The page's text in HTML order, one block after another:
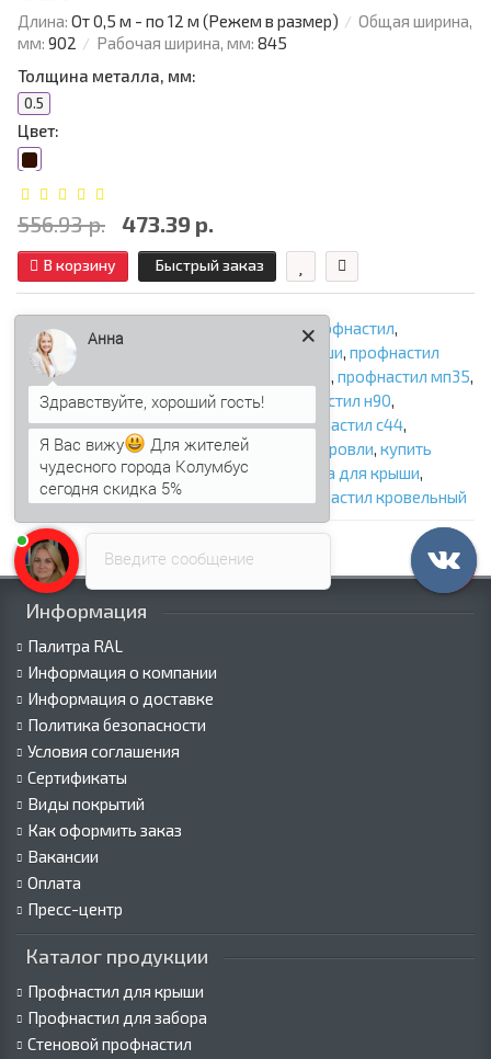
Длина: От 0,5 м - по 12 м (Режем в размер)
Общая ширина,
мм: 902 Рабочая ширина, мм: 845
Толщина металла, мм:
0.5
Цвет:
556.93 р. 473.39 р.
В корзину Быстрый заказ
профнастил для крыши кровельный профнастил,
профнастил на крышу
профлист для крыши, профнастил
st15,профнастил мп20 , профнастил мп35,
профнастил н60, профнастил н75 профнастил н90,
профнастил нс35,профнастил н114,профнастил с44,
металлическая кровля,профнастил для кровли, купить
профнастил для крыши,цена профнастила для крыши,
профилированный лист для крыши
профнастил кровельный
Информация
Палитра RAL
Информация о компании
Информация о доставке
Политика безопасности
Условия соглашения
Сертификаты
Виды покрытий
Как оформить заказ
Вакансии
Оплата
Пресс-центр
Каталог продукции
Профнастил для крыши
Профнастил для забора
Стеновой профнастил
Введите сообщение
Анна
Я Вас вижу
Для жителей
чудесного города Колумбус
сегодня скидка 5%